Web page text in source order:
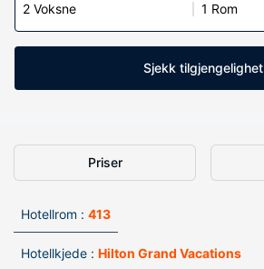
2 Voksne 1 Rom
Sjekk tilgjengelighet
Priser
Hotellrom : 413
Hotellkjede : Hilton Grand Vacations